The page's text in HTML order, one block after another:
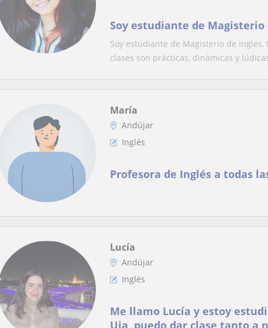
Soy estudiante de
Soy estudiante de Magisterio de
clases son prácticas, dinámicas y
María
Andújar
Inglés
Profesora de Inglés a todas
Lucía
Andújar
Inglés
Me llamo Lucía y estoy
Uja, puedo dar clase tanto a